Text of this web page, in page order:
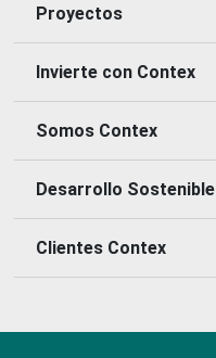
Proyectos
Invierte con Contex
Somos Contex
Desarrollo Sostenible
Clientes Contex